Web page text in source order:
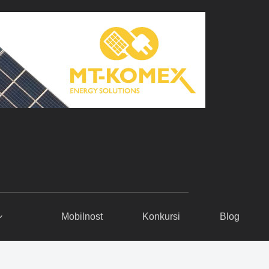
Mobilnost Konkursi Blog